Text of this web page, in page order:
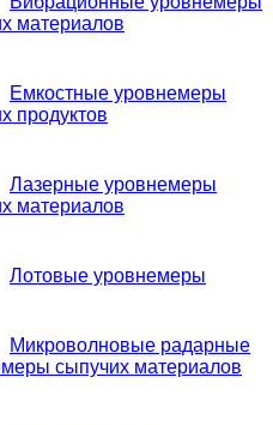
материалов
Емкостные уровнемеры
продуктов
Лазерные уровнемеры
материалов
Лотовые уровнемеры
Микроволновые радарные
сыпучих материалов